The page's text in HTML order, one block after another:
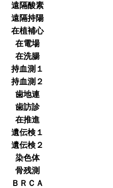
遠隔酸素
遠隔持陽
在植補心
在電場
在洗腸
持血測１
持血測２
歯地連
歯訪診
在推進
遺伝検１
遺伝検２
染色体
骨残測
ＢＲＣＡ